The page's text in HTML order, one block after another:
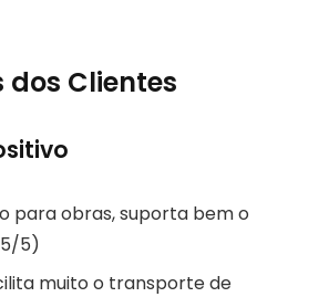
Clientes
para obras, suporta bem o
5/5)
muito o transporte de